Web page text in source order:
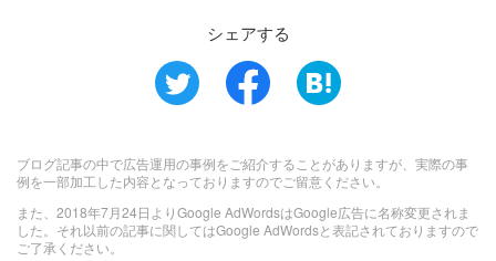
シェアする
ブログ記事の中で広告運用の事例をご紹介することがありますが、実際の事
例を一部加工した内容となっておりますのでご留意ください。
また、2018年7月24日よりGoogle AdWordsはGoogle広告に名称変更されま
した。それ以前の記事に関してはGoogle AdWordsと表記されておりますので
ご了承ください。